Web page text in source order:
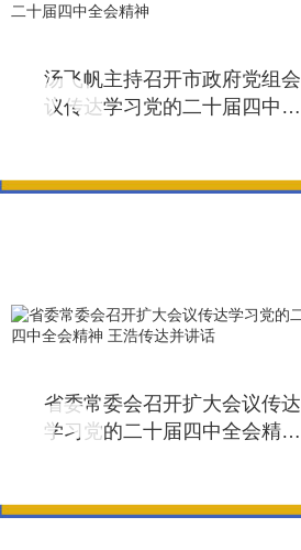
汤飞帆主持召开市政府党组会
议传达学习党的二十届四中全
省委常委会召开扩大会议传达
学习党的二十届四中全会精神